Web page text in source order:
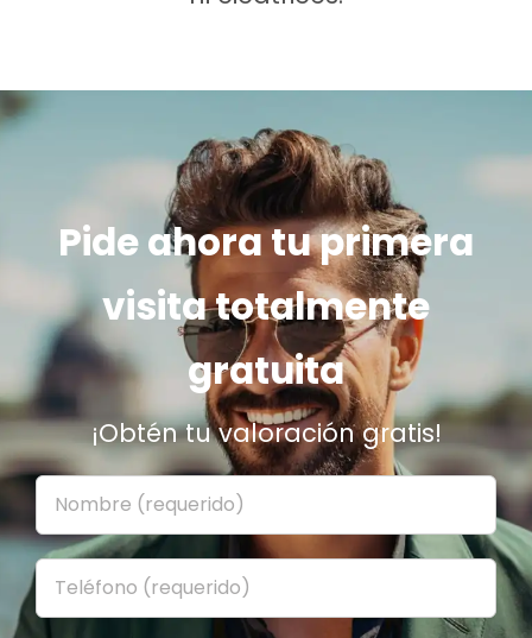
Pide ahora tu primera
visita totalmente
gratuita
¡Obtén tu valoración gratis!